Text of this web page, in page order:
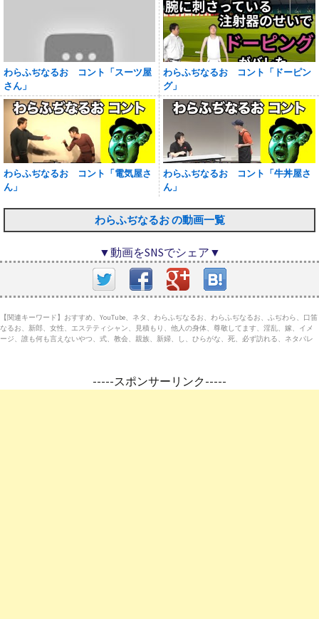
わらふぢなるお コント「スーツ屋
さん」
わらふぢなるお コント「ドーピン
グ」
わらふぢなるお コント「電気屋さ
ん」
わらふぢなるお コント「牛丼屋さ
ん」
わらふぢなるお の動画一覧
▼動画をSNSでシェア▼
【関連キーワード】おすすめ、YouTube、ネタ、わらふぢなるお、わらふぢなるお、ふぢわら、口笛
なるお、新郎、女性、エステティシャン、見積もり、他人の身体、尊敬してます、淫乱、嫁、イメ
ージ、誰も何も言えないやつ、式、教会、親族、新婦、し、ひらがな、死、必ず訪れる、ネタパレ
-----スポンサーリンク-----